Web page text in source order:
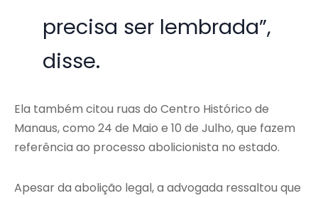
precisa ser lembrada”,
disse.
Ela também citou ruas do Centro Histórico de
Manaus, como 24 de Maio e 10 de Julho, que fazem
referência ao processo abolicionista no estado.
Apesar da abolição legal, a advogada ressaltou que